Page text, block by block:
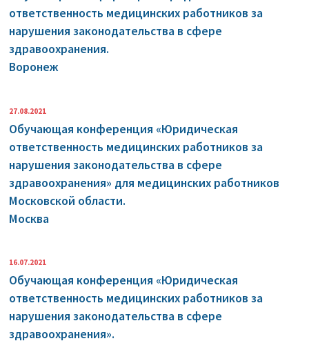
ответственность медицинских работников за
нарушения законодательства в сфере
здравоохранения.
Воронеж
27.08.2021
Обучающая конференция «Юридическая
ответственность медицинских работников за
нарушения законодательства в сфере
здравоохранения» для медицинских работников
Московской области.
Москва
16.07.2021
Обучающая конференция «Юридическая
ответственность медицинских работников за
нарушения законодательства в сфере
здравоохранения».